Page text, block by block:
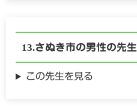
さぬき市の男性の先生
この先生を見る